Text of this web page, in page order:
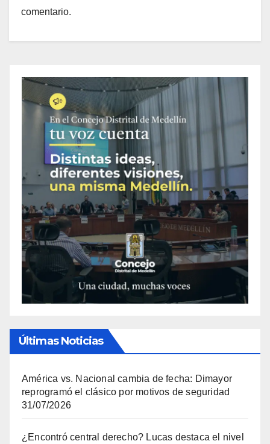
comentario.
Últimas Noticias
América vs. Nacional cambia de fecha: Dimayor
reprogramó el clásico por motivos de seguridad
31/07/2026
¿Encontró central derecho? Lucas destaca el nivel